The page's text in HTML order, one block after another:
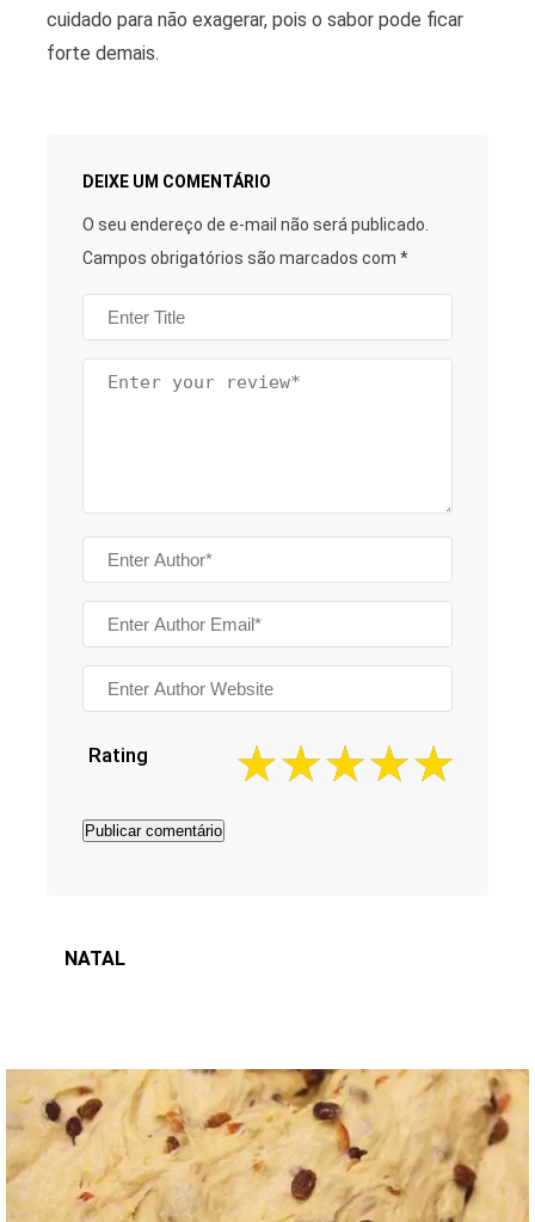
cuidado para não exagerar, pois o sabor pode ficar
forte demais.
DEIXE UM COMENTÁRIO
O seu endereço de e-mail não será publicado.
Campos obrigatórios são marcados com *
Rating
NATAL